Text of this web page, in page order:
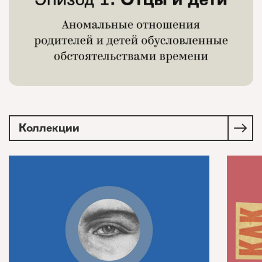
Коллекции